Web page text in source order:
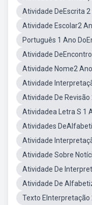
Atividade DeEscrita 2
Atividade Escolar2
Português 1 Ano
Atividade
Atividade Nome2 Ano
Atividade
Atividade De
Atividadea Letra S 1
Atividades
Atividade
Atividade Sobre
Atividade De
Atividade De
Texto EInterpretação